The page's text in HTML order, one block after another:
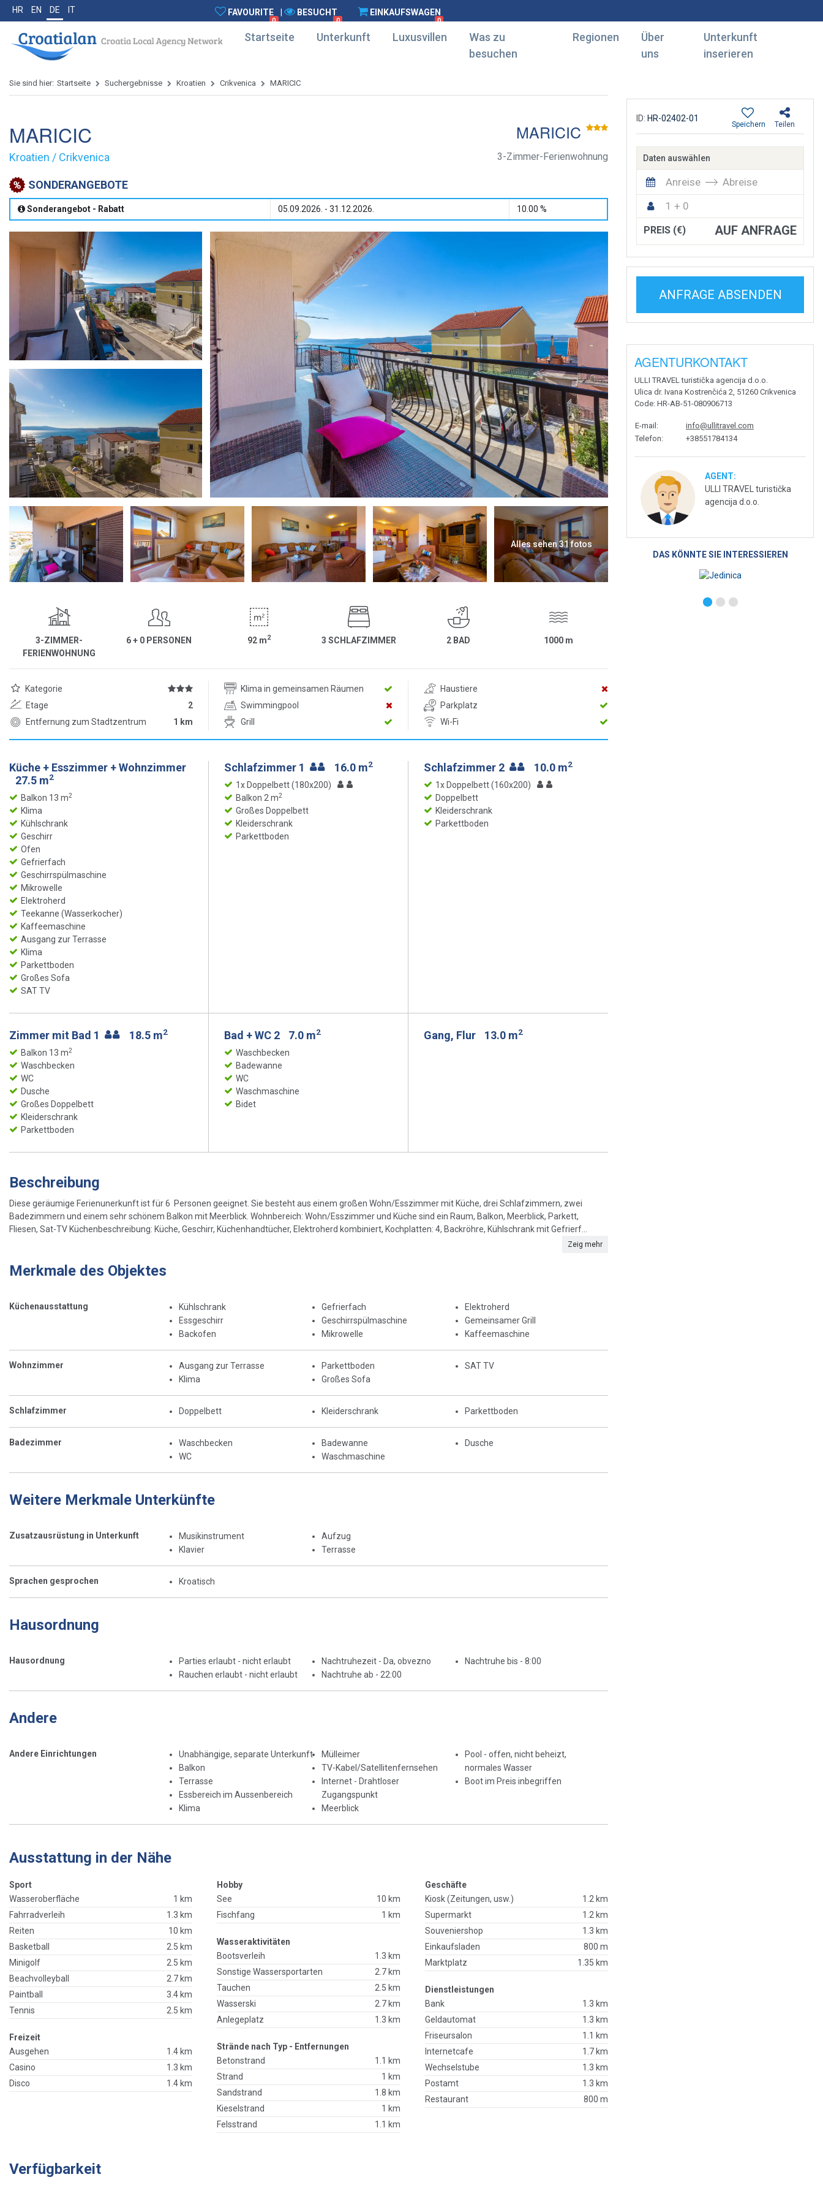
HR EN DE IT FAVOURITE
0
BESUCHT
0
EINKAUFSWAGEN
0
Startseite Unterkunft Luxusvillen
Was zu
besuchen
Regionen
Über
uns
Unterkunft
inserieren
Sie sind hier: Startseite Suchergebnisse Kroatien Crikvenica MARICIC
MARICIC MARICIC
Kroatien / Crikvenica 3-Zimmer-Ferienwohnung
SONDERANGEBOTE
Sonderangebot - Rabatt 05.09.2026. - 31.12.2026. 10.00 %
Alles sehen 31 fotos
3-ZIMMER-
FERIENWOHNUNG
6 + 0 PERSONEN 92 m2 3 SCHLAFZIMMER 2 BAD 1000 m
Kategorie Klima in gemeinsamen Räumen
Haustiere
Etage
2 Swimmingpool
Parkplatz
Entfernung zum Stadtzentrum
1 km Grill Wi-Fi
Küche + Esszimmer + Wohnzimmer
27.5 m2
Balkon 13 m2
Klima
Kühlschrank
Geschirr
Ofen
Gefrierfach
Geschirrspülmaschine
Mikrowelle
Elektroherd
Teekanne (Wasserkocher)
Kaffeemaschine
Ausgang zur Terrasse
Klima
Parkettboden
Großes Sofa
SAT TV
Schlafzimmer 1 16.0 m2
1x Doppelbett (180x200)
Balkon 2 m2
Großes Doppelbett
Kleiderschrank
Parkettboden
Schlafzimmer 2 10.0 m2
1x Doppelbett (160x200)
Doppelbett
Kleiderschrank
Parkettboden
Zimmer mit Bad 1 18.5 m2
Balkon 13 m2
Waschbecken
WC
Dusche
Großes Doppelbett
Kleiderschrank
Parkettboden
Bad + WC 2 7.0 m2
Waschbecken
Badewanne
WC
Waschmaschine
Bidet
Gang, Flur 13.0 m2
Beschreibung
Diese geräumige Ferienunerkunft ist für 6 Personen geeignet. Sie besteht aus einem großen Wohn/Esszimmer mit Küche, drei Schlafzimmern, zwei
Badezimmern und einem sehr schönem Balkon mit Meerblick. Wohnbereich: Wohn/Esszimmer und Küche sind ein Raum, Balkon, Meerblick, Parkett,
Fliesen, Sat-TV Küchenbeschreibung: Küche, Geschirr, Küchenhandtücher, Elektroherd kombiniert, Kochplatten: 4, Backröhre, Kühlschrank mit Gefrierf...
Zeig mehr
Merkmale des Objektes
Küchenausstattung
Kühlschrank
Essgeschirr
Backofen
Gefrierfach
Geschirrspülmaschine
Mikrowelle
Elektroherd
Gemeinsamer Grill
Kaffeemaschine
Wohnzimmer
Ausgang zur Terrasse
Klima
Parkettboden
Großes Sofa
SAT TV
Schlafzimmer Doppelbett Kleiderschrank Parkettboden
Badezimmer
Waschbecken
WC
Badewanne
Waschmaschine
Dusche
Weitere Merkmale Unterkünfte
Zusatzausrüstung in Unterkunft
Musikinstrument
Klavier
Aufzug
Terrasse
Sprachen gesprochen Kroatisch
Hausordnung
Hausordnung
Parties erlaubt - nicht erlaubt
Rauchen erlaubt - nicht erlaubt
Nachtruhezeit - Da, obvezno
Nachtruhe ab - 22:00
Nachtruhe bis - 8:00
Andere
Andere Einrichtungen
Unabhängige, separate Unterkunft
Balkon
Terrasse
Essbereich im Aussenbereich
Klima
Mülleimer
TV-Kabel/Satellitenfernsehen
Internet - Drahtloser
Zugangspunkt
Meerblick
Pool - offen, nicht beheizt,
normales Wasser
Boot im Preis inbegriffen
Ausstattung in der Nähe
Sport
Wasseroberfläche
1 km
Fahrradverleih
1.3 km
Reiten
10 km
Basketball
2.5 km
Minigolf
2.5 km
Beachvolleyball
2.7 km
Paintball
3.4 km
Tennis
2.5 km
Freizeit
Ausgehen
1.4 km
Casino
1.3 km
Disco
1.4 km
Hobby
See
10 km
Fischfang
1 km
Wasseraktivitäten
Bootsverleih
1.3 km
Sonstige Wassersportarten
2.7 km
Tauchen
2.5 km
Wasserski
2.7 km
Anlegeplatz
1.3 km
Strände nach Typ - Entfernungen
Betonstrand
1.1 km
Strand
1 km
Sandstrand
1.8 km
Kieselstrand
1 km
Felsstrand
1.1 km
Geschäfte
Kiosk (Zeitungen, usw.)
1.2 km
Supermarkt
1.2 km
Souveniershop
1.3 km
Einkaufsladen
800 m
Marktplatz
1.35 km
Dienstleistungen
Bank
1.3 km
Geldautomat
1.3 km
Friseursalon
1.1 km
Internetcafe
1.7 km
Wechselstube
1.3 km
Postamt
1.3 km
Restaurant
800 m
Verfügbarkeit
ID: HR-02402-01
Teilen
Speichern
Daten auswählen
Anreise
Abreise
1 + 0
PREIS (€) AUF ANFRAGE
ANFRAGE ABSENDEN
AGENTURKONTAKT
ULLI TRAVEL turistička agencija d.o.o.
Ulica dr. Ivana Kostrenčića 2, 51260 Crikvenica
Code: HR-AB-51-080906713
E-mail :
info@ullitravel.com
Telefon: +38551784134
AGENT:
ULLI TRAVEL turistička
agencija d.o.o.
DAS KÖNNTE SIE INTERESSIEREN